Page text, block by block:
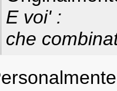
E voi' :
che